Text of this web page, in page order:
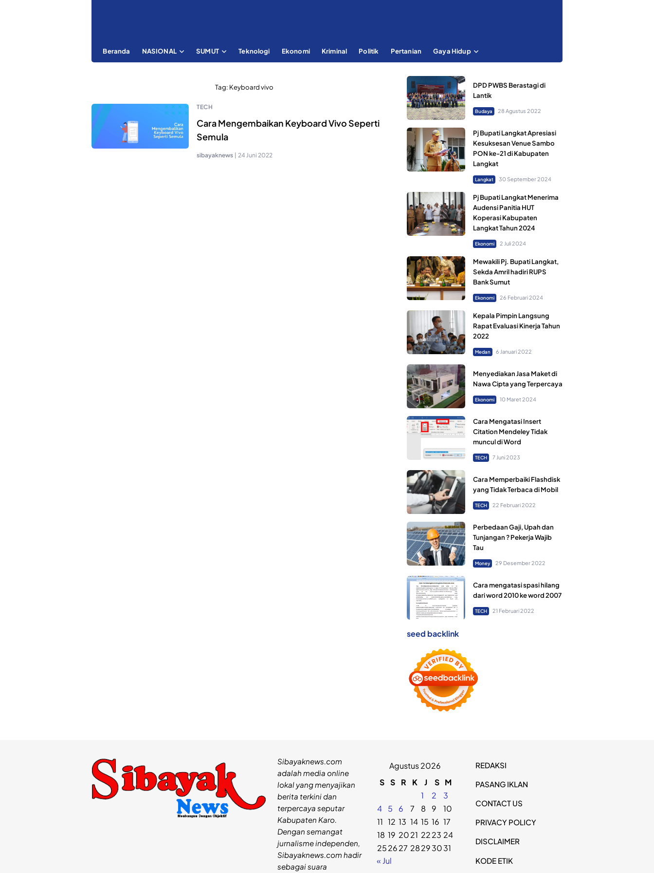
Beranda NASIONAL SUMUT Teknologi Ekonomi Kriminal Politik Pertanian Gaya Hidup
Tag: Keyboard vivo
TECH
Cara Mengembaikan Keyboard Vivo Seperti
Semula
sibayaknews 24 Juni 2022
DPD PWBS Berastagi di
Lantik
Budaya 28 Agustus 2022
Pj Bupati Langkat Apresiasi
Kesuksesan Venue Sambo
PON ke-21 di Kabupaten
Langkat
Langkat 30 September 2024
Pj Bupati Langkat Menerima
Audensi Panitia HUT
Koperasi Kabupaten
Langkat Tahun 2024
Ekonomi 2 Juli 2024
Mewakili Pj. Bupati Langkat,
Sekda Amril hadiri RUPS
Bank Sumut
Ekonomi 26 Februari 2024
Kepala Pimpin Langsung
Rapat Evaluasi Kinerja Tahun
2022
Medan 6 Januari 2022
Menyediakan Jasa Maket di
Nawa Cipta yang Terpercaya
Ekonomi 10 Maret 2024
Cara Mengatasi Insert
Citation Mendeley Tidak
muncul di Word
TECH 7 Juni 2023
Cara Memperbaiki Flashdisk
yang Tidak Terbaca di Mobil
TECH 22 Februari 2022
Perbedaan Gaji, Upah dan
Tunjangan ? Pekerja Wajib
Tau
Money 29 Desember 2022
Cara mengatasi spasi hilang
dari word 2010 ke word 2007
TECH 21 Februari 2022
seed backlink
Sibayaknews.com
adalah media online
lokal yang menyajikan
berita terkini dan
terpercaya seputar
Kabupaten Karo.
Dengan semangat
jurnalisme independen,
Sibayaknews.com hadir
sebagai suara
Agustus 2026
S S R K J S M
1
2
3
4
5 6 7 8 9
10
11 12 13 14 15 16 17
18 19 2021 2223 24
252627 28293031
« Jul
REDAKSI
PASANG IKLAN
CONTACT US
PRIVACY POLICY
DISCLAIMER
KODE ETIK